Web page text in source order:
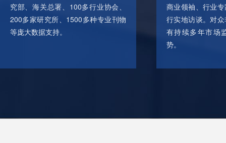
究部、海关总署、100多行业协会、
200多家研究所、1500多种专业刊物
等庞大数据支持。
商业领袖、行业
行实地访谈。对
有持续多年市场
势。